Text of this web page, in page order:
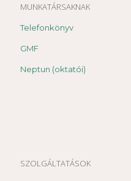
MUNKATÁRSAKNAK
Telefonkönyv
GMF
Neptun (oktatói)
SZOLGÁLTATÁSOK